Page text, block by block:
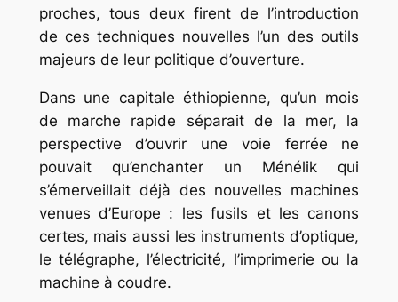
proches, tous deux firent de l’introduction
de ces techniques nouvelles l’un des outils
majeurs de leur politique d’ouverture.
Dans une capitale éthiopienne, qu’un mois
de marche rapide séparait de la mer, la
perspective d’ouvrir une voie ferrée ne
pouvait qu’enchanter un Ménélik qui
s’émerveillait déjà des nouvelles machines
venues d’Europe : les fusils et les canons
certes, mais aussi les instruments d’optique,
le télégraphe, l’électricité, l’imprimerie ou la
machine à coudre.